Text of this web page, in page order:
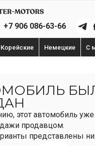
+7 906 086-63-66
Корейские Немецкие С
этот автомобиль
продавцом.
представлены